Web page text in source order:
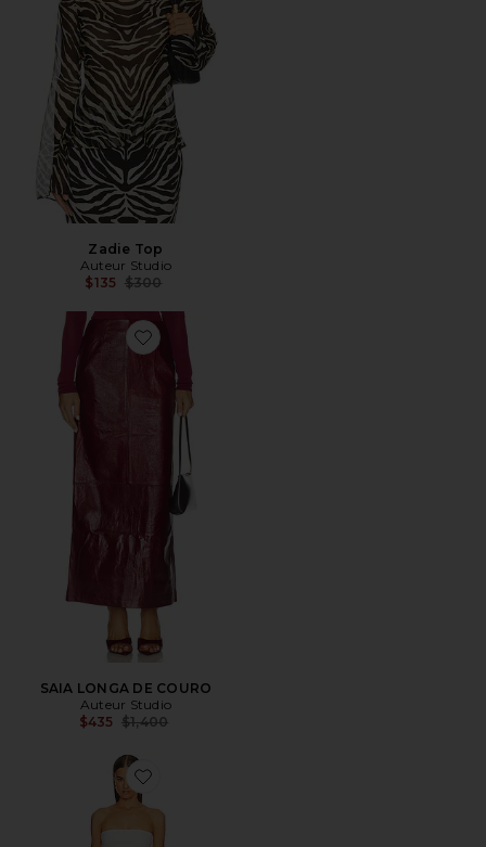
Zadie Top
Auteur Studio
$135 Previous price:
$300
Favorite SAIA LONGA DE COURO
SAIA LONGA DE COURO
Auteur Studio
$435 Previous price:
$1,400
Favorite Alexandra Dress